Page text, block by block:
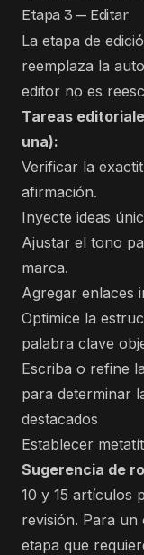
Etapa 3 — Editar
La etapa de
reemplaza la
editor no es
Tareas
una):
Verificar la
afirmación.
Inyecte ideas
Ajustar el tono
marca.
Agregar enlaces
Optimice la
palabra clave
Escriba o refine
para determinar
destacados
Establecer
Sugerencia de
10 y 15 artículos
revisión. Para un
etapa que